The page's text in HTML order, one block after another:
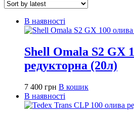
В наявності
Shell Omala S2 GX
редукторна (20л)
7 400 грн В кошик
В наявності